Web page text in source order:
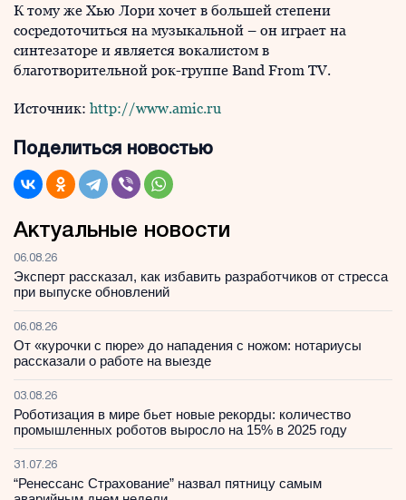
К тому же Хью Лори хочет в большей степени
сосредоточиться на музыкальной – он играет на
синтезаторе и является вокалистом в
благотворительной рок-группе Band From TV.
Источник: http://www.amic.ru
Поделиться новостью
Актуальные новости
06.08.26
Эксперт рассказал, как избавить разработчиков от стресса
при выпуске обновлений
06.08.26
От «курочки с пюре» до нападения с ножом: нотариусы
рассказали о работе на выезде
03.08.26
Роботизация в мире бьет новые рекорды: количество
промышленных роботов выросло на 15% в 2025 году
31.07.26
“Ренессанс Страхование” назвал пятницу самым